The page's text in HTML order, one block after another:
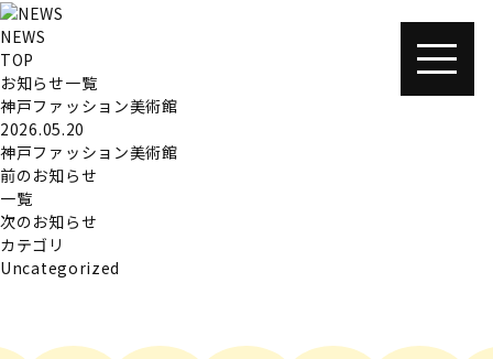
NEWS
TOP
お知らせ一覧
神戸ファッション美術館
2026.05.20
神戸ファッション美術館
前のお知らせ
一覧
次のお知らせ
カテゴリ
Uncategorized